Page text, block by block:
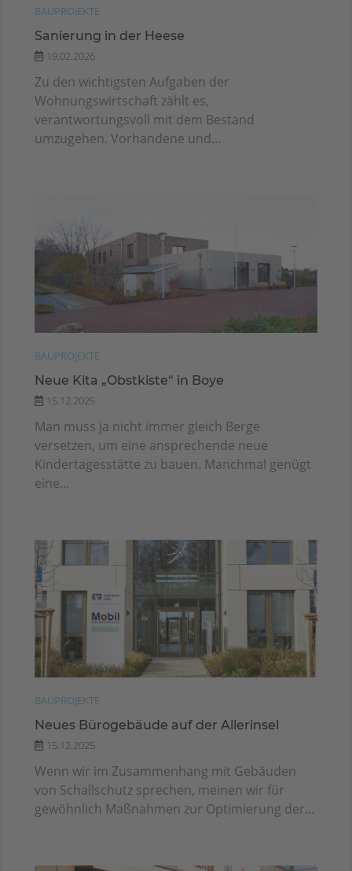
BAUPROJEKTE
Sanierung in der Heese
19.02.2026
Zu den wichtigsten Aufgaben der
Wohnungswirtschaft zählt es,
verantwortungsvoll mit dem Bestand
umzugehen. Vorhandene und...
BAUPROJEKTE
Neue Kita „Obstkiste“ in Boye
15.12.2025
Man muss ja nicht immer gleich Berge
versetzen, um eine ansprechende neue
Kindertagesstätte zu bauen. Manchmal genügt
eine...
BAUPROJEKTE
Neues Bürogebäude auf der Allerinsel
15.12.2025
Wenn wir im Zusammenhang mit Gebäuden
von Schallschutz sprechen, meinen wir für
gewöhnlich Maßnahmen zur Optimierung der...